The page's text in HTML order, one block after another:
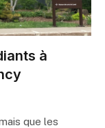
à
que les